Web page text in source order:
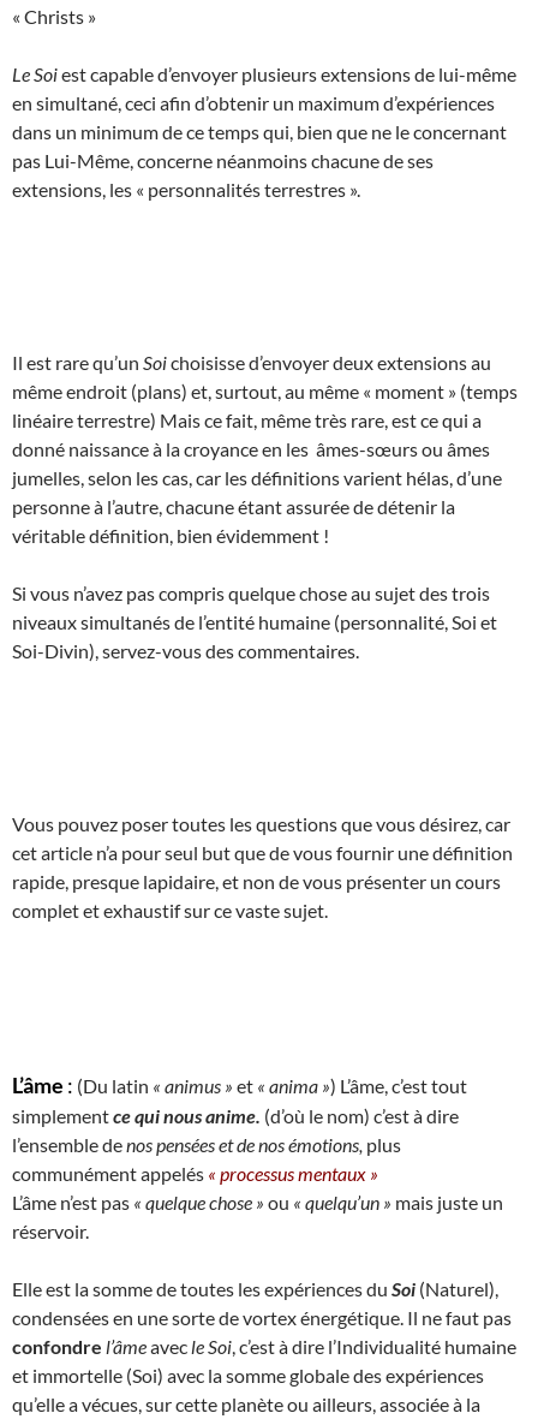
« Christs »
Le Soiest capable d’envoyer plusieurs extensions de lui-même
en simultané, ceci afin d’obtenir un maximum d’expériences
dans un minimum de ce temps qui, bien que ne le concernant
pas Lui-Même, concerne néanmoins chacune de ses
extensions, les « personnalités terrestres ».
Il est rare qu’un Soichoisisse d’envoyer deux extensions au
même endroit (plans) et, surtout, au même « moment » (temps
linéaire terrestre) Mais ce fait, même très rare, est ce qui a
donné naissance à la croyance en les âmes-sœurs ou âmes
jumelles, selon les cas, car les définitions varient hélas, d’une
personne à l’autre, chacune étant assurée de détenir la
véritable définition, bien évidemment !
Si vous n’avez pas compris quelque chose au sujet des trois
niveaux simultanés de l’entité humaine (personnalité, Soi et
Soi-Divin), servez-vous des commentaires.
Vous pouvez poser toutes les questions que vous désirez, car
cet article n’a pour seul but que de vous fournir une définition
rapide, presque lapidaire, et non de vous présenter un cours
complet et exhaustif sur ce vaste sujet.
L’âme : (Du latin « animus » et « anima ») L’âme, c’est tout
simplementce qui nous anime. (d’où le nom) c’est à dire
l’ensemble denos pensées et de nos émotions, plus
communément appelés « processus mentaux »
L’âme n’est pas « quelque chose » ou « quelqu’un » mais juste un
réservoir.
Elle est la somme de toutes les expériences du Soi (Naturel),
condensées en une sorte de vortex énergétique. Il ne faut pas
confondre l’âmeavec le Soi , c’est à dire l’Individualité humaine
et immortelle (Soi) avec la somme globale des expériences
qu’elle a vécues, sur cette planète ou ailleurs, associée à la